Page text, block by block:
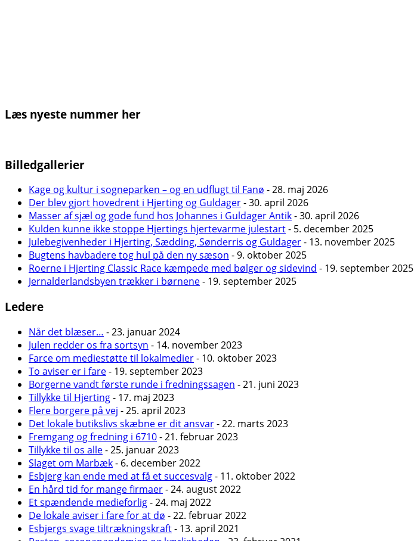
Læs nyeste nummer her
Billedgallerier
Kage og kultur i sogneparken – og en udflugt til Fanø - 28. maj 2026
Der blev gjort hovedrent i Hjerting og Guldager- 30. april 2026
Masser af sjæl og gode fund hos Johannes i Guldager Antik- 30. april 2026
Kulden kunne ikke stoppe Hjertings hjertevarme julestart- 5. december 2025
Julebegivenheder i Hjerting, Sædding, Sønderris og Guldager- 13. november 2025
Bugtens havbadere tog hul på den ny sæson - 9. oktober 2025
Roerne i Hjerting Classic Race kæmpede med bølger og sidevind - 19. september 2025
Jernalderlandsbyen trækker i børnene- 19. september 2025
Ledere
Når det blæser… - 23. januar 2024
Julen redder os fra sortsyn - 14. november 2023
Farce om mediestøtte til lokalmedier- 10. oktober 2023
To aviser er i fare- 19. september 2023
Borgerne vandt første runde i fredningssagen - 21. juni 2023
Tillykke til Hjerting- 17. maj 2023
Flere borgere på vej - 25. april 2023
Det lokale butikslivs skæbne er dit ansvar- 22. marts 2023
Fremgang og fredning i 6710- 21. februar 2023
Tillykke til os alle- 25. januar 2023
Slaget om Marbæk- 6. december 2022
Esbjerg kan ende med at få et succesvalg- 11. oktober 2022
En hård tid for mange firmaer- 24. august 2022
Et spændende medieforlig- 24. maj 2022
De lokale aviser i fare for at dø - 22. februar 2022
Esbjergs svage tiltrækningskraft- 13. april 2021